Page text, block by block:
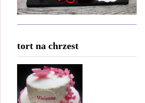
tort na chrzest